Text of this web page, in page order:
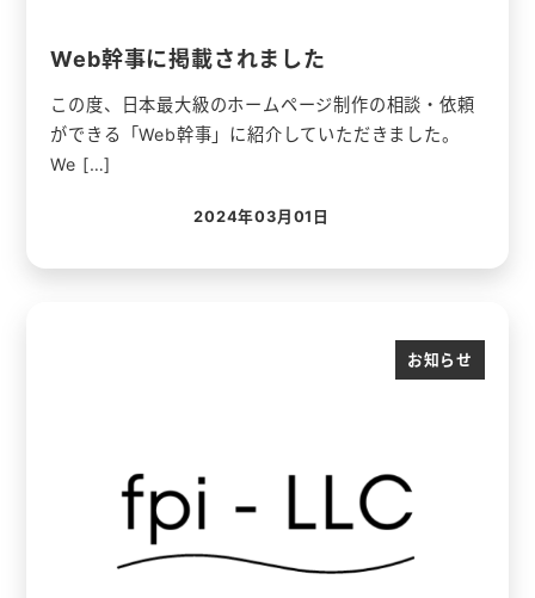
Web幹事に掲載されました
この度、日本最大級のホームページ制作の相談・依頼
ができる「Web幹事」に紹介していただきました。
We […]
投稿日
2024年03月01日
お知らせ